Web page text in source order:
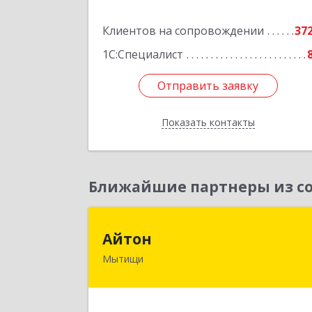
Клиентов на сопровождении
1С:Специалист
Отправить заявку
Показать контакты
Отправить заявку
Назад
Ближайшие партнеры из
Айтон
Мытищи
141006, Московская обл, Мытищи г,